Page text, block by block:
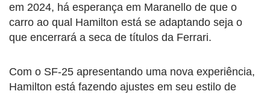
em 2024, há esperança em Maranello de que o
carro ao qual Hamilton está se adaptando seja o
que encerrará a seca de títulos da Ferrari.
Com o SF-25 apresentando uma nova experiência,
Hamilton está fazendo ajustes em seu estilo de